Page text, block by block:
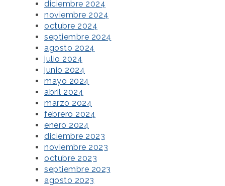
diciembre 2024
noviembre 2024
octubre 2024
septiembre 2024
agosto 2024
julio 2024
junio 2024
mayo 2024
abril 2024
marzo 2024
febrero 2024
enero 2024
diciembre 2023
noviembre 2023
octubre 2023
septiembre 2023
agosto 2023